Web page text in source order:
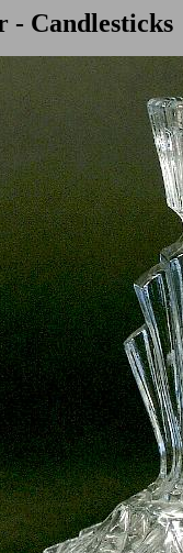
- Candlesticks